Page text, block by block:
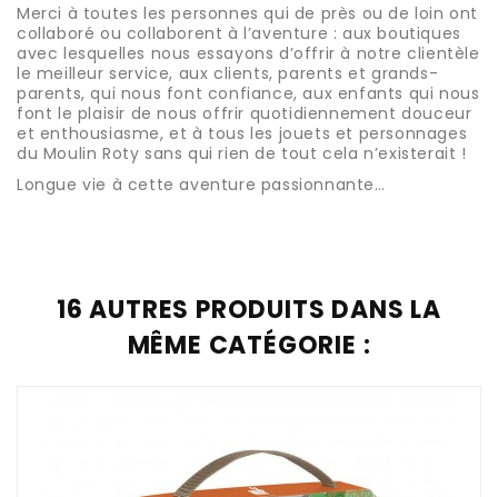
Merci à toutes les personnes qui de près ou de loin ont
collaboré ou collaborent à l’aventure : aux boutiques
avec lesquelles nous essayons d’offrir à notre clientèle
le meilleur service, aux clients, parents et grands-
parents, qui nous font confiance, aux enfants qui nous
font le plaisir de nous offrir quotidiennement douceur
et enthousiasme, et à tous les jouets et personnages
du Moulin Roty sans qui rien de tout cela n’existerait !
Longue vie à cette aventure passionnante…
16 AUTRES PRODUITS DANS LA
MÊME CATÉGORIE :